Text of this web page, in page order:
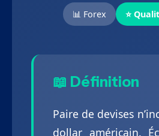
📊 Forex ⭐
📖 Définition
Paire de devises
dollar américain.